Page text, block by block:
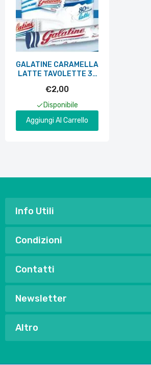
GALATINE CARAMELLA
LATTE TAVOLETTE 36
€2,00
Disponibile
Aggiungi Al Carrello
Info Utili
Condizioni
Contatti
Newsletter
Altro